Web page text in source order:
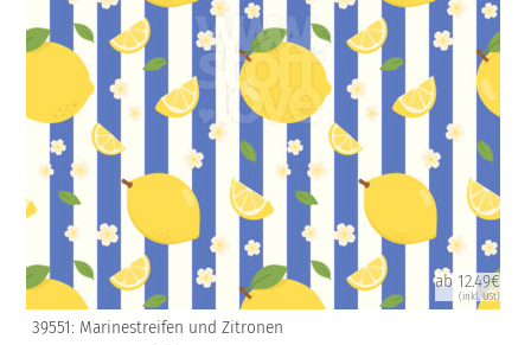
ab 12.49€
(inkl. USt)
39551: Marinestreifen und Zitronen